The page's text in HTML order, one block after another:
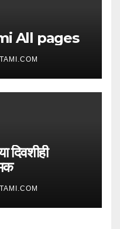
All pages
दिवशीही